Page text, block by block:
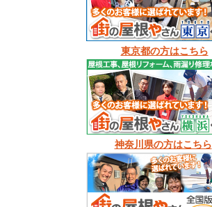
東京都の方はこちら
神奈川県の方はこちら